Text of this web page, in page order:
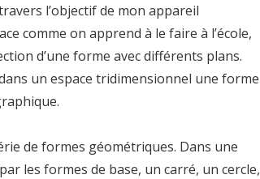
l’objectif de mon appareil
comme on apprend à le faire à l’école,
d’une forme avec différents plans.
un espace tridimensionnel une forme
de formes géométriques. Dans une
les formes de base, un carré, un cercle,